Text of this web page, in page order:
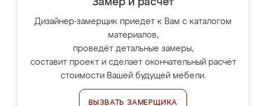
Замер и расчет
Дизайнер-замерщик приедет к Вам с каталогом
материалов,
проведёт детальные замеры,
составит проект и сделает окончательный расчёт
стоимости Вашей будущей мебели.
ВЫЗВАТЬ ЗАМЕРЩИКА